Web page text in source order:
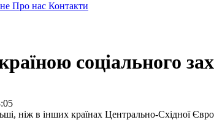
Про нас Контакти
соціального
ніж в інших країнах Центрально-Східної